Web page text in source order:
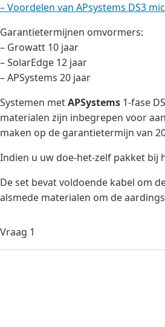
–Voordelen van APsystems DS3
Garantietermijnen omvormers:
– Growatt 10 jaar
– SolarEdge 12 jaar
– APSystems 20 jaar
Systemen metAPSystems 1-fase
materialen zijn inbegrepen voor
maken op de garantietermijn van
Indien u uw doe-het-zelf pakket bij
De set bevat voldoende kabel om
alsmede materialen om de
Vraag 1